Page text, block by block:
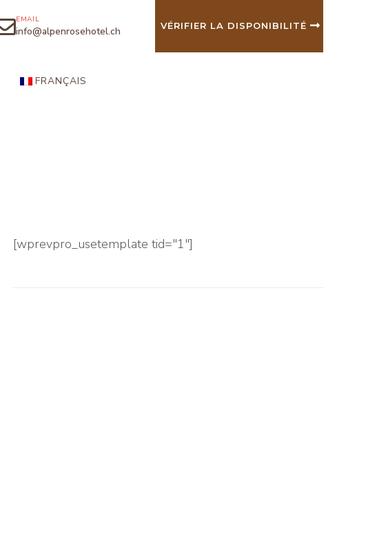
EMAIL
info@alpenrosehotel.ch VÉRIFIER LA DISPONIBILITÉ
FRANÇAIS
[wprevpro_usetemplate tid="1"]